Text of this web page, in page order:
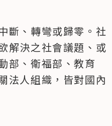
斷、轉彎或歸零。社
解決之社會議題、或
部、衛福部、教育
法人組織，皆對國內